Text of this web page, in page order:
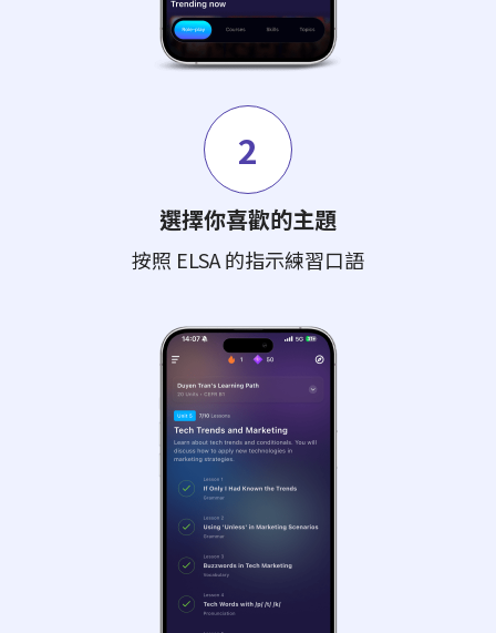
2
選擇你喜歡的主題
按照 ELSA 的指示練習口語